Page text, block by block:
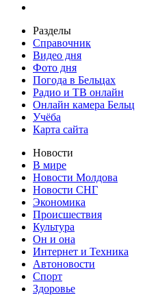
Разделы
Справочник
Видео дня
Фото дня
Погода в Бельцах
Радио и ТВ онлайн
Онлайн камера Бельц
Учёба
Карта сайта
Новости
В мире
Новости Молдова
Новости СНГ
Экономика
Происшествия
Культура
Он и она
Интернет и Техника
Автоновости
Спорт
Здоровье